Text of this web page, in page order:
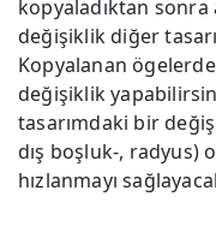
kopyaladıktan
değişiklik diğer
Kopyalanan
değişiklik
tasarımdaki bir
dış boşluk-, radyus)
hızlanmayı